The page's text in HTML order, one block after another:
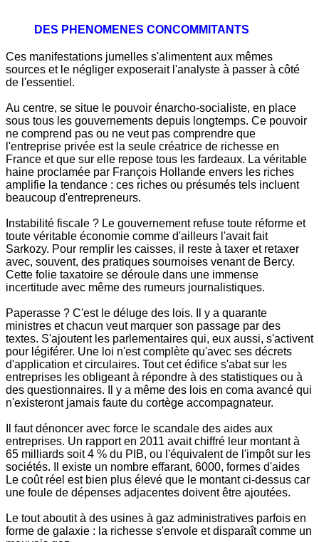
DES PHENOMENES CONCOMMITANTS
Ces manifestations jumelles s'alimentent aux mêmes
sources et le négliger exposerait l'analyste à passer à côté
de l'essentiel.
Au centre, se situe le pouvoir énarcho-socialiste, en place
sous tous les gouvernements depuis longtemps. Ce pouvoir
ne comprend pas ou ne veut pas comprendre que
l'entreprise privée est la seule créatrice de richesse en
France et que sur elle repose tous les fardeaux. La véritable
haine proclamée par François Hollande envers les riches
amplifie la tendance : ces riches ou présumés tels incluent
beaucoup d'entrepreneurs.
Instabilité fiscale ? Le gouvernement refuse toute réforme et
toute véritable économie comme d'ailleurs l'avait fait
Sarkozy. Pour remplir les caisses, il reste à taxer et retaxer
avec, souvent, des pratiques sournoises venant de Bercy.
Cette folie taxatoire se déroule dans une immense
incertitude avec même des rumeurs journalistiques.
Paperasse ? C'est le déluge des lois. Il y a quarante
ministres et chacun veut marquer son passage par des
textes. S'ajoutent les parlementaires qui, eux aussi, s'activent
pour légiférer. Une loi n'est complète qu'avec ses décrets
d'application et circulaires. Tout cet édifice s'abat sur les
entreprises les obligeant à répondre à des statistiques ou à
des questionnaires. Il y a même des lois en coma avancé qui
n'existeront jamais faute du cortège accompagnateur.
Il faut dénoncer avec force le scandale des aides aux
entreprises. Un rapport en 2011 avait chiffré leur montant à
65 milliards soit 4 % du PIB, ou l'équivalent de l'impôt sur les
sociétés. Il existe un nombre effarant, 6000, formes d'aides
Le coût réel est bien plus élevé que le montant ci-dessus car
une foule de dépenses adjacentes doivent être ajoutées.
Le tout aboutit à des usines à gaz administratives parfois en
forme de galaxie : la richesse s'envole et disparaît comme un